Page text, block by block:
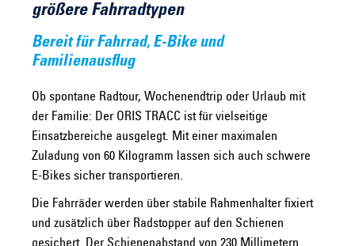
größere Fahrradtypen
Bereit für Fahrrad, E-Bike und
Familienausflug
Ob spontane Radtour, Wochenendtrip oder Urlaub mit
der Familie: Der ORIS TRACC ist für vielseitige
Einsatzbereiche ausgelegt. Mit einer maximalen
Zuladung von 60 Kilogramm lassen sich auch schwere
E-Bikes sicher transportieren.
Die Fahrräder werden über stabile Rahmenhalter fixiert
und zusätzlich über Radstopper auf den Schienen
gesichert. Der Schienenabstand von 230 Millimetern